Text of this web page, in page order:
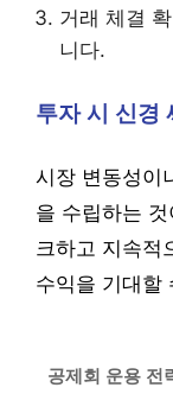
거래 체결
니다.
투자 시 신경
시장 변동성이
을 수립하는
크하고 지속적
수익을 기대할
공제회 운용 전